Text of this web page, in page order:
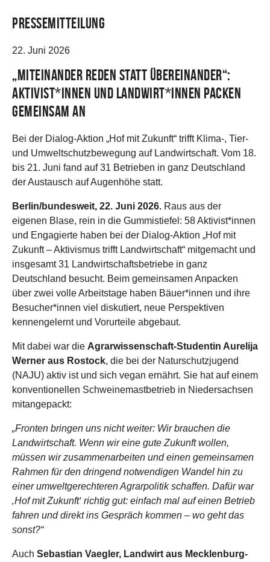
Pressemitteilung
22. Juni 2026
„Miteinander reden statt übereinander“:
Aktivist*innen und Landwirt*innen packen
gemeinsam an
Bei der Dialog-Aktion „Hof mit Zukunft“ trifft Klima-, Tier-
und Umweltschutzbewegung auf Landwirtschaft. Vom 18.
bis 21. Juni fand auf 31 Betrieben in ganz Deutschland
der Austausch auf Augenhöhe statt.
Berlin/bundesweit, 22. Juni 2026. Raus aus der
eigenen Blase, rein in die Gummistiefel: 58 Aktivist*innen
und Engagierte haben bei der Dialog-Aktion „Hof mit
Zukunft – Aktivismus trifft Landwirtschaft“ mitgemacht und
insgesamt 31 Landwirtschaftsbetriebe in ganz
Deutschland besucht. Beim gemeinsamen Anpacken
über zwei volle Arbeitstage haben Bäuer*innen und ihre
Besucher*innen viel diskutiert, neue Perspektiven
kennengelernt und Vorurteile abgebaut.
Mit dabei war die Agrarwissenschaft-Studentin Aurelija
Werner aus Rostock, die bei der Naturschutzjugend
(NAJU) aktiv ist und sich vegan ernährt. Sie hat auf einem
konventionellen Schweinemastbetrieb in Niedersachsen
mitangepackt:
„Fronten bringen uns nicht weiter: Wir brauchen die
Landwirtschaft. Wenn wir eine gute Zukunft wollen,
müssen wir zusammenarbeiten und einen gemeinsamen
Rahmen für den dringend notwendigen Wandel hin zu
einer umweltgerechteren Agrarpolitik schaffen. Dafür war
‚Hof mit Zukunft‘ richtig gut: einfach mal auf einen Betrieb
fahren und direkt ins Gespräch kommen – wo geht das
sonst?“
Auch Sebastian Vaegler, Landwirt aus Mecklenburg-